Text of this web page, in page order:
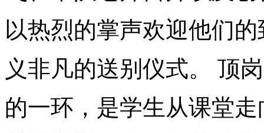
以热烈的掌声欢迎他们
义非凡的送别仪式。 顶
的一环，是学生从课堂